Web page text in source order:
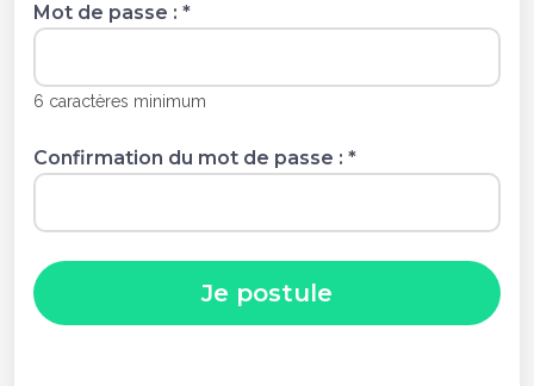
Mot de passe : *
6 caractères minimum
Confirmation du mot de passe : *